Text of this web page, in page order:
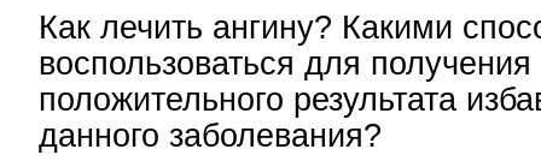
Как лечить ангину? Какими
воспользоваться для получения
положительного результата
данного заболевания?